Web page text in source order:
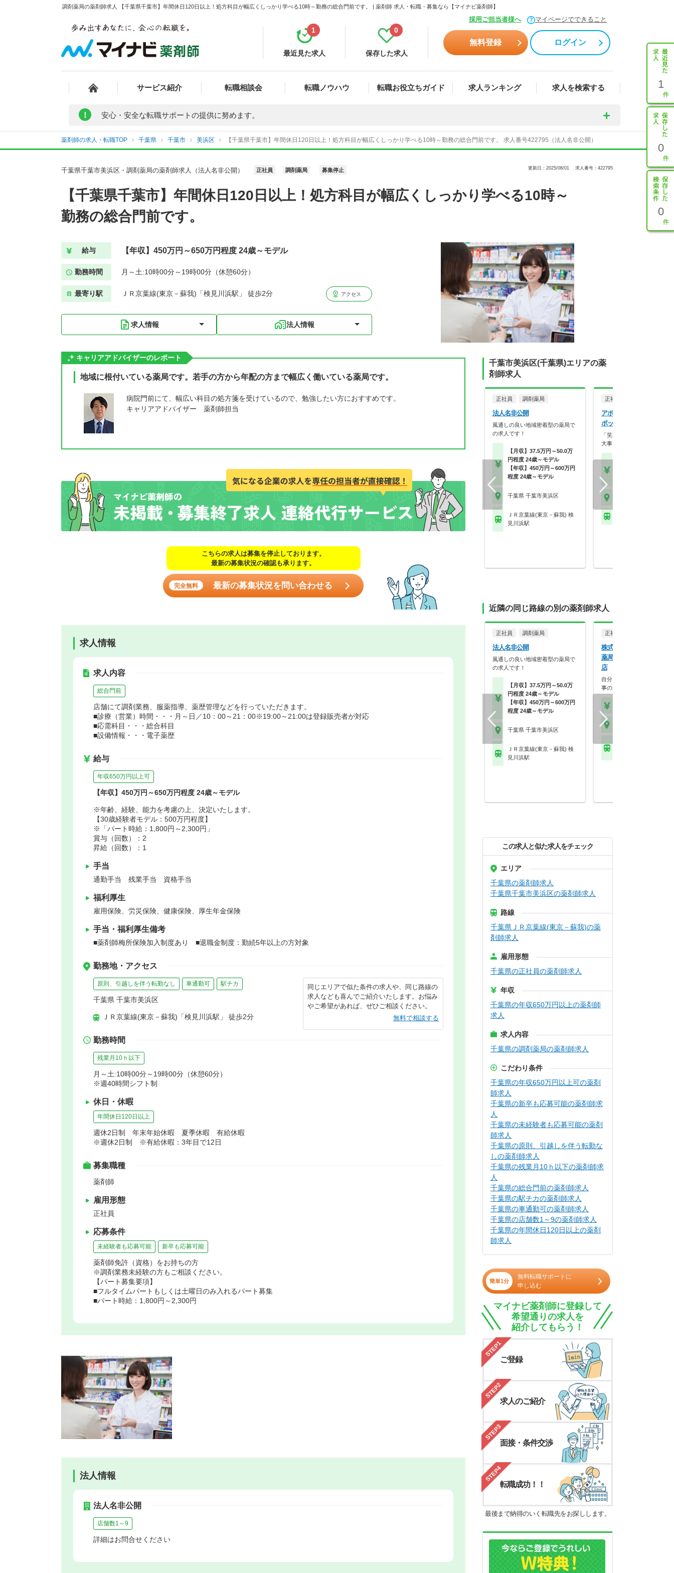
調剤薬局の薬剤師求人 【千葉県千葉市】年間休日120日以上！処方科目が幅広くしっかり学べる10時～勤務の総合門前です。 | 薬剤師 求人・転職・募集なら【マイナビ薬剤師】
採用ご担当者様へ マイページでできること
最近見た求人
1
保存した求人
0
無料登録 ログイン
サービス紹介 転職相談会 転職ノウハウ 転職お役立ちガイド 求人ランキング 求人を検索する 1
0
0
! 安心・安全な転職サポートの提供に努めます。
薬剤師の求人・転職TOP 千葉県 千葉市 美浜区 【千葉県千葉市】年間休日120日以上！処方科目が幅広くしっかり学べる10時～勤務の総合門前です。 求人番号422795（法人名非公開）
千葉県千葉市美浜区・調剤薬局の薬剤師求人（法人名非公開） 正社員 調剤薬局 募集停止 更新日：2025/08/01 求人番号：422795
【千葉県千葉市】年間休日120日以上！処方科目が幅広くしっかり学べる10時～
勤務の総合門前です。
給与 【年収】450万円～650万円程度 24歳～モデル
勤務時間 月～土:10時00分～19時00分（休憩60分）
最寄り駅 ＪＲ京葉線(東京－蘇我)「検見川浜駅」 徒歩2分 アクセス
求人情報 法人情報
キャリアアドバイザーのレポート
地域に根付いている薬局です。若手の方から年配の方まで幅広く働いている薬局です。
病院門前にて、幅広い科目の処方箋を受けているので、勉強したい方におすすめです。
キャリアアドバイザー 薬剤師担当
こちらの求人は募集を停止しております。
最新の募集状況の確認も承ります。
完全無料 最新の募集状況を問い合わせる
求人情報
求人内容
総合門前
店舗にて調剤業務、服薬指導、薬歴管理などを行っていただきます。
■診療（営業）時間・・・月～日／10：00～21：00※19:00～21:00は登録販売者が対応
■応需科目・・・総合科目
■設備情報・・・電子薬歴
給与
年収650万円以上可
【年収】450万円～650万円程度 24歳～モデル
※年齢、経験、能力を考慮の上、決定いたします。
【30歳経験者モデル：500万円程度】
※「パート時給：1,800円～2,300円」
賞与（回数）：2
昇給（回数）：1
手当
通勤手当 残業手当 資格手当
福利厚生
雇用保険、労災保険、健康保険、厚生年金保険
手当・福利厚生備考
■薬剤師梅所保険加入制度あり ■退職金制度：勤続5年以上の方対象
勤務地・アクセス
原則、引越しを伴う転勤なし 車通勤可 駅チカ
千葉県 千葉市美浜区
ＪＲ京葉線(東京－蘇我)「検見川浜駅」 徒歩2分
同じエリアで似た条件の求人や、同じ路線の
求人なども喜んでご紹介いたします。お悩み
やご希望があれば、ぜひご相談ください。
無料で相談する
勤務時間
残業月10ｈ以下
月～土:10時00分～19時00分（休憩60分）
※週40時間シフト制
休日・休暇
年間休日120日以上
週休2日制 年末年始休暇 夏季休暇 有給休暇
※週休2日制 ※有給休暇：3年目で12日
募集職種
薬剤師
雇用形態
正社員
応募条件
未経験者も応募可能 新卒も応募可能
薬剤師免許（資格）をお持ちの方
※調剤業務未経験の方もご相談ください。
【パート募集要項】
■フルタイムパートもしくは土曜日のみ入れるパート募集
■パート時給：1,800円～2,300円
法人情報
法人名非公開
店舗数1～9
詳細はお問合せください
千葉市美浜区(千葉県)エリアの薬
剤師求人
正社員 調剤薬局
法人名非公開
風通しの良い地域密着型の薬局で
の求人です！
【月収】37.5万円～50.0万
円程度 24歳～モデル
【年収】450万円～600万円
程度 24歳～モデル
千葉県 千葉市美浜区
ＪＲ京葉線(東京－蘇我) 検
見川浜駅
正社員
アポクリート株式会社
ポック 稲毛海岸店
「笑顔」と「おもてなしの
大事にし、常に挑戦を…
近隣の同じ路線の別の薬剤師求人
正社員 調剤薬局
法人名非公開
風通しの良い地域密着型の薬局で
の求人です！
【月収】37.5万円～50.0万
円程度 24歳～モデル
【年収】450万円～600万円
程度 24歳～モデル
千葉県 千葉市美浜区
ＪＲ京葉線(東京－蘇我) 検
見川浜駅
正社員
株式会社マツモトキヨシ
薬局 マツモトキヨシ 高洲
店
自分らしく働く。それが、
事の第一歩。選択的週…
この求人と似た求人をチェック
エリア
千葉県の薬剤師求人
千葉県千葉市美浜区の薬剤師求人
路線
千葉県ＪＲ京葉線(東京－蘇我)の薬
剤師求人
雇用形態
千葉県の正社員の薬剤師求人
年収
千葉県の年収650万円以上の薬剤師
求人
求人内容
千葉県の調剤薬局の薬剤師求人
こだわり条件
千葉県の年収650万円以上可の薬剤
師求人
千葉県の新卒も応募可能の薬剤師求
人
千葉県の未経験者も応募可能の薬剤
師求人
千葉県の原則、引越しを伴う転勤な
しの薬剤師求人
千葉県の残業月10ｈ以下の薬剤師求
人
千葉県の総合門前の薬剤師求人
千葉県の駅チカの薬剤師求人
千葉県の車通勤可の薬剤師求人
千葉県の店舗数1～9の薬剤師求人
千葉県の年間休日120日以上の薬剤
師求人
簡単1分
無料転職サポートに
申し込む
マイナビ薬剤師に登録して
希望通りの求人を
紹介してもらう！
STEP1
ご登録
STEP2
求人のご紹介
STEP3
面接・条件交渉
STEP4
転職成功！！
最後まで納得のいく転職先をお探しします。